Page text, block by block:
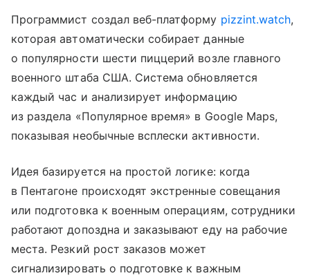
Программист создал веб-платформу pizzint.watch,
которая автоматически собирает данные
о популярности шести пиццерий возле главного
военного штаба США. Система обновляется
каждый час и анализирует информацию
из раздела «Популярное время» в Google Maps,
показывая необычные всплески активности.
Идея базируется на простой логике: когда
в Пентагоне происходят экстренные совещания
или подготовка к военным операциям, сотрудники
работают допоздна и заказывают еду на рабочие
места. Резкий рост заказов может
сигнализировать о подготовке к важным